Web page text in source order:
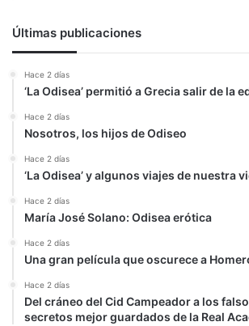
Últimas publicaciones
Hace 2 días
‘La Odisea’ permitió a Grecia salir de la
Hace 2 días
Nosotros, los hijos de Odiseo
Hace 2 días
‘La Odisea’ y algunos viajes de nuestra
Hace 2 días
María José Solano: Odisea erótica
Hace 2 días
Una gran película que oscurece a
Hace 2 días
Del cráneo del Cid Campeador a los
secretos mejor guardados de la Real